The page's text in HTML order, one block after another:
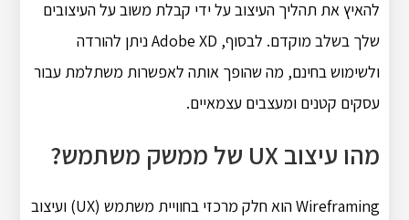
להאיץ את תהליך העיצוב על ידי קבלת משוב על העיצובים
שלך בשלב מוקדם. לבסוף, Adobe XD ניתן להורדה
ולשימוש בחינם, מה שהופך אותה לאפשרות משתלמת עבור
עסקים קטנים ומעצבים עצמאיים.
מהו עיצוב UX של ממשק משתמש?
Wireframing הוא חלק מרכזי בחוויית משתמש (UX) ועיצוב